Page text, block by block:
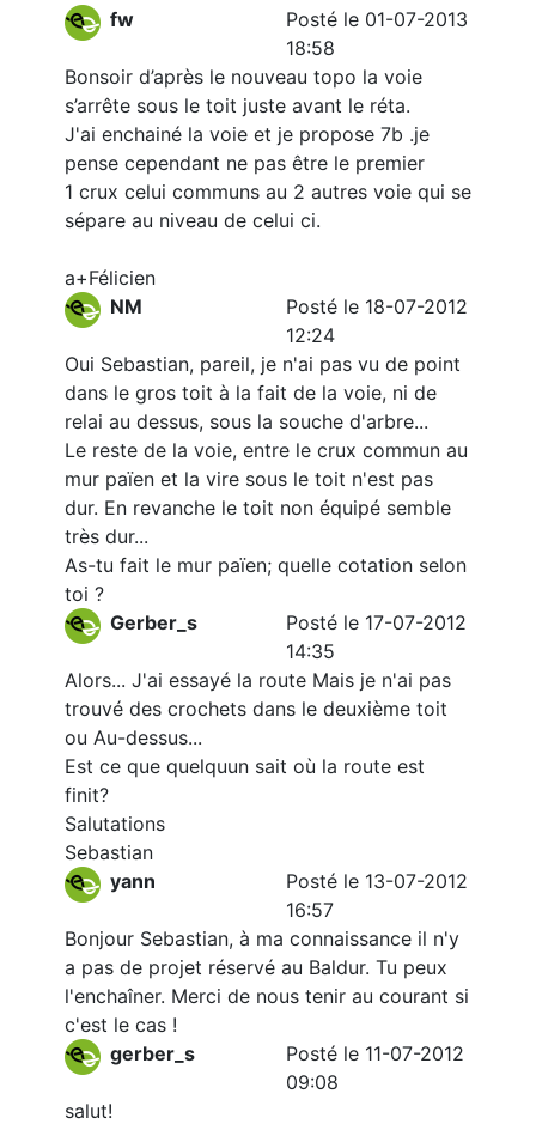
fw
Posté le 01-07-2013
18:58
Bonsoir d’après le nouveau topo la voie
s’arrête sous le toit juste avant le réta.
J'ai enchainé la voie et je propose 7b .je
pense cependant ne pas être le premier
1 crux celui communs au 2 autres voie qui se
sépare au niveau de celui ci.
a+Félicien
NM
Posté le 18-07-2012
12:24
Oui Sebastian, pareil, je n'ai pas vu de point
dans le gros toit à la fait de la voie, ni de
relai au dessus, sous la souche d'arbre...
Le reste de la voie, entre le crux commun au
mur païen et la vire sous le toit n'est pas
dur. En revanche le toit non équipé semble
très dur...
As-tu fait le mur païen; quelle cotation selon
toi ?
Gerber_s
Posté le 17-07-2012
14:35
Alors... J'ai essayé la route Mais je n'ai pas
trouvé des crochets dans le deuxième toit
ou Au-dessus...
Est ce que quelquun sait où la route est
finit?
Salutations
Sebastian
yann
Posté le 13-07-2012
16:57
Bonjour Sebastian, à ma connaissance il n'y
a pas de projet réservé au Baldur. Tu peux
l'enchaîner. Merci de nous tenir au courant si
c'est le cas !
gerber_s
Posté le 11-07-2012
09:08
salut!